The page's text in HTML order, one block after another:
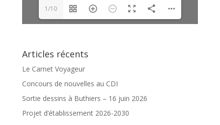
1/10
Articles récents
Le Carnet Voyageur
Concours de nouvelles au CDI
Sortie dessins à Buthiers – 16 juin 2026
Projet d’établissement 2026-2030